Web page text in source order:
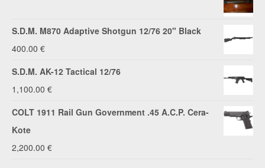
S.D.M. M870 Adaptive Shotgun 12/76 20" Black
400.00 €
S.D.M. AK-12 Tactical 12/76
1,100.00 €
COLT 1911 Rail Gun Government .45 A.C.P. Cera-
Kote
2,200.00 €